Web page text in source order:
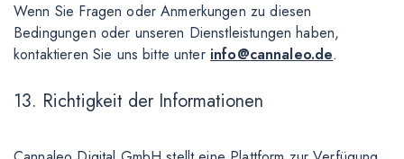
Wenn Sie Fragen oder Anmerkungen zu diesen
Bedingungen oder unseren Dienstleistungen haben,
kontaktieren Sie uns bitte unter info@cannaleo.de.
13. Richtigkeit der Informationen